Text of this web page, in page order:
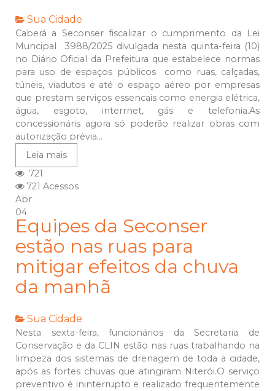
Sua Cidade
Caberá a Seconser fiscalizar o cumprimento da Lei
Muncipal 3988/2025 divulgada nesta quinta-feira (10)
no Diário Oficial da Prefeitura que estabelece normas
para uso de espaços públicos como ruas, calçadas,
túneis, viadutos e até o espaço aéreo por empresas
que prestam serviços essencais como energia elétrica,
água, esgoto, interrnet, gás e telefonia.As
concessionáris agora só poderão realizar obras com
autorização prévia...
Leia mais
721
721 Acessos
Abr
04
Equipes da Seconser
estão nas ruas para
mitigar efeitos da chuva
da manhã
Sua Cidade
Nesta sexta-feira, funcionários da Secretaria de
Conservação e da CLIN estão nas ruas trabalhando na
limpeza dos sistemas de drenagem de toda a cidade,
após as fortes chuvas que atingiram Niterói.O serviço
preventivo é ininterrupto e realizado frequentemente